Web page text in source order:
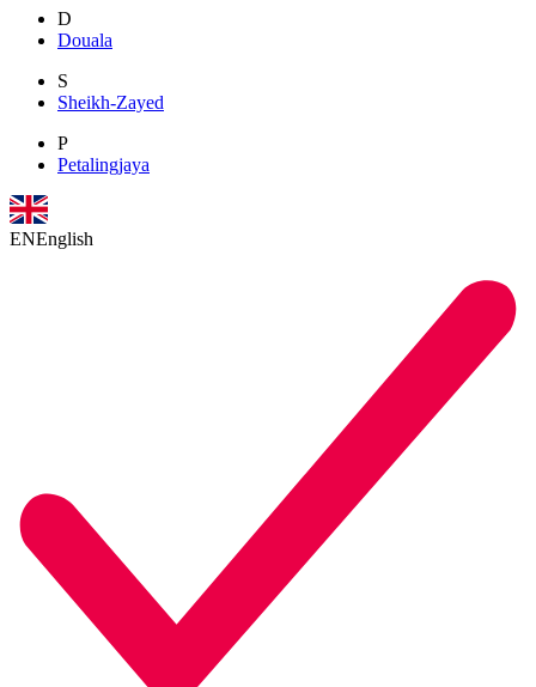
D
Douala
S
Sheikh-Zayed
P
Petalingjaya
ENEnglish